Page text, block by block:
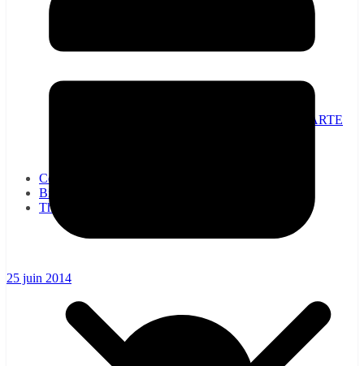
NON A LA SUPPRESSION DE LA CARTE
Communiqués
Bienvenue à la CGT-RATP
Thématiques
25 juin 2014